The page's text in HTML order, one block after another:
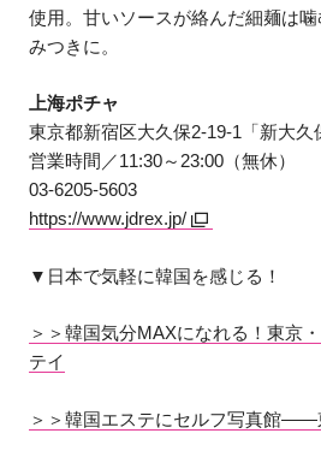
使用。甘いソースが絡んだ細麺は
みつきに。
上海ポチャ
東京都新宿区大久保2-19-1「新大久
営業時間／11:30～23:00（無休）
03-6205-5603
https://www.jdrex.jp/
▼日本で気軽に韓国を感じる！
＞＞韓国気分MAXになれる！東京
テイ
＞＞韓国エステにセルフ写真館――